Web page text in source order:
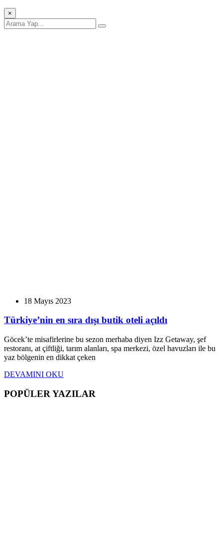
×
18 Mayıs 2023
Türkiye’nin en sıra dışı butik oteli açıldı
Göcek’te misafirlerine bu sezon merhaba diyen Izz Getaway, şef
restoranı, at çiftliği, tarım alanları, spa merkezi, özel havuzları ile bu
yaz bölgenin en dikkat çeken
DEVAMINI OKU
POPÜLER YAZILAR